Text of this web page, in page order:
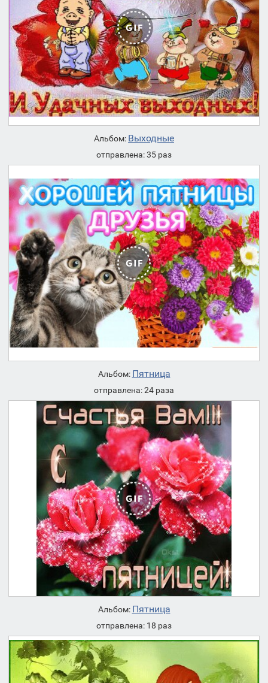
Альбом: Выходные
отправлена: 35 раз
Альбом: Пятница
отправлена: 24 раза
Альбом: Пятница
отправлена: 18 раз